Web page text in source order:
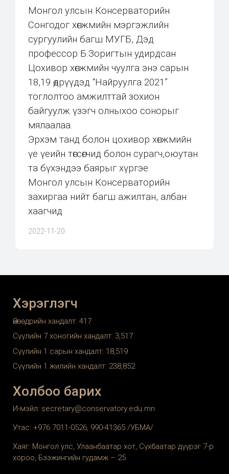
Монгол улсын Консерваторийн
Сонгодог хөгжмийн мэргэжлийн
сургуулийн багш МУГБ, Дэд
профессор Б.Зоригтын удирдсан
Цохивор хөгжмийн чуулга энэ сарын
18,19 өдрүүдэд “Найруулга 2021”
тоглолтоо амжилттай зохион
байгуулж үзэгч олныхоо сонорыг
мялаалаа.
Эрхэм танд болон цохивор хөгжмийн
үе үеийн төгсөгчид болон сурагч,оюутан
та бүхэндээ баярыг хүргэе.
Монгол улсын Консерваторийн
захиргаа нийт багш ажилтан, албан
хаагчид
2022-11-20
Хэрэглэгч
Өнөөдрийн хандалт: 417
Сүүлийн 7 хоногийн хандалт: 3,517
Сүүлийн 1 сарын хандалт: 18,519
Сүүлийн 1 жилийн хандалт: 238,852
Холбоо барих
И-мэйл: secretary@conservatory.edu.mn
Утас: +976 7011-0526, 990-41365 /УБМА/
Хаяг: Монгол улс, Улаанбаатар хот, Сүхбаатар дүүрэг 7-р
хороо, Бээжингийн гудамж – 25